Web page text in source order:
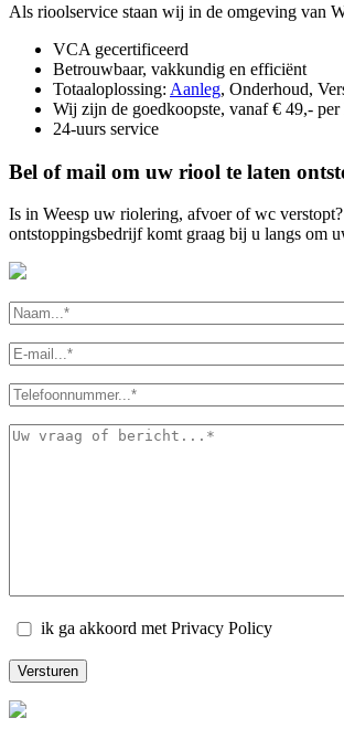
Als rioolservice staan wij in de omgeving van
VCA gecertificeerd
Betrouwbaar, vakkundig en efficiënt
Totaaloplossing: Aanleg, Onderhoud,
Wij zijn de goedkoopste, vanaf € 49,-
24-uurs service
Bel of mail om uw riool te laten
Is in Weesp uw riolering, afvoer of wc
ontstoppingsbedrijf komt graag bij u langs om
ik ga akkoord met Privacy Policy